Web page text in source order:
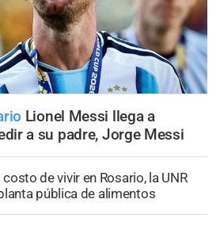
Lionel Messi llega a
a su padre, Jorge Messi
costo de vivir en Rosario, la UNR
pública de alimentos